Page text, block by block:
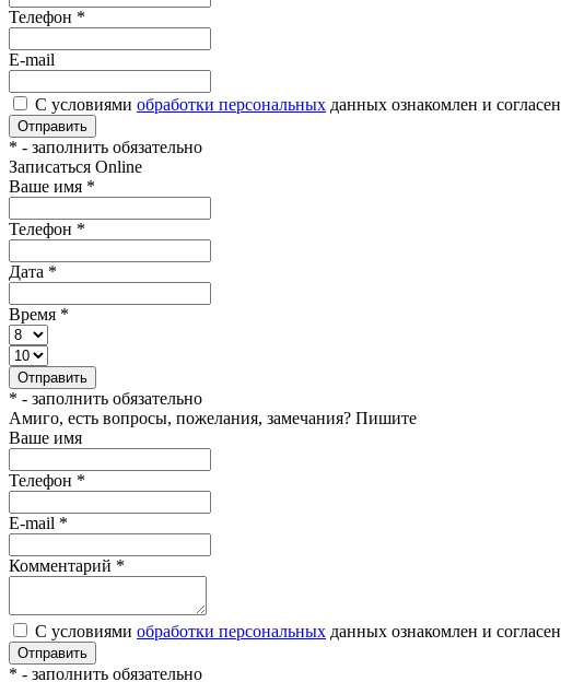
Телефон *
E-mail
С условиями обработки персональных данных ознакомлен и согласен
Отправить
* - заполнить обязательно
Записаться Online
Ваше имя *
Телефон *
Дата *
Время *
Отправить
* - заполнить обязательно
Амиго, есть вопросы, пожелания, замечания? Пишите
Ваше имя
Телефон *
E-mail *
Комментарий *
С условиями обработки персональных данных ознакомлен и согласен
Отправить
* - заполнить обязательно